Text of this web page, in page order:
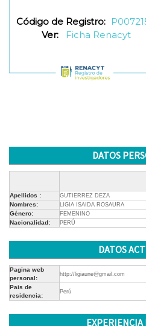
Código de Registro:
Ver:
Ficha Renacyt
DATOS
Apellidos : GUTIERREZ DEZA
Nombres: LIGIA ISAIDA ROSAURA
Género: FEMENINO
Nacionalidad: PERÚ
DATOS
Pagina web
personal:
http://ligiaune@gmail.com
Pais de
residencia:
Perú
EXPERIENCIA